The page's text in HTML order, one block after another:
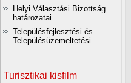
Helyi Választási Bizottság
határozatai
Településfejlesztési és
Településüzemeltetési
Turisztikai kisfilm